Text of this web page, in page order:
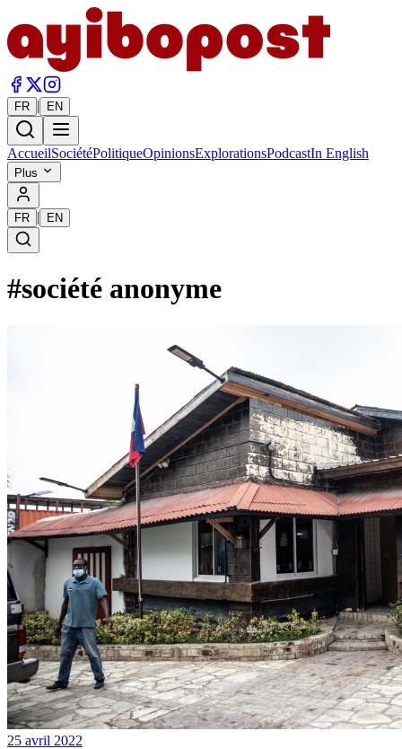
FR | EN
AccueilSociétéPolitiqueOpinionsExplorationsPodcastIn English
Plus
FR | EN
#société anonyme
25 avril 2022